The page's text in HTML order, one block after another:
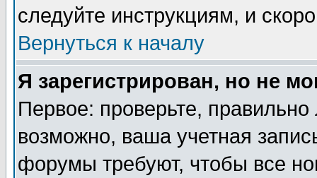
следуйте инструкциям, и
Вернуться к началу
Я зарегистрирован, но не
Первое: проверьте,
возможно, ваша учетная
форумы требуют, чтобы все